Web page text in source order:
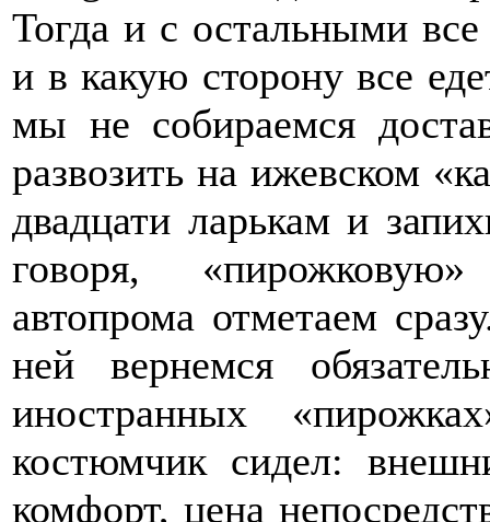
Тогда и с остальными
и в какую сторону все
мы не собираемся
развозить на ижевском
двадцати ларькам и
говоря,
автопрома отметаем
ней вернемся
иностранных
костюмчик сидел:
комфорт, цена